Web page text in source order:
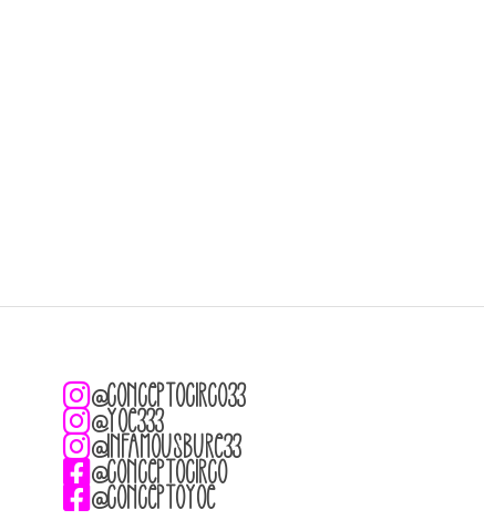
@conceptocirco33
@yoe333
@infamousbure33
@conceptocirco
@conceptoyoe